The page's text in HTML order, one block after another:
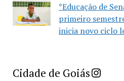
*Educação de
primeiro
inicia novo ciclo
Cidade de GoiásImprensa Criativa da Cidade de Goiás